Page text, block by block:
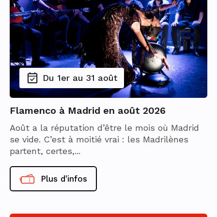
Du 1er au 31 août
Flamenco à Madrid en août 2026
Août a la réputation d’être le mois où Madrid
se vide. C’est à moitié vrai : les Madrilènes
partent, certes,...
Plus d'infos